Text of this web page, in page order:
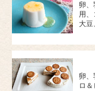
卵
用、
大豆
卵
ロ